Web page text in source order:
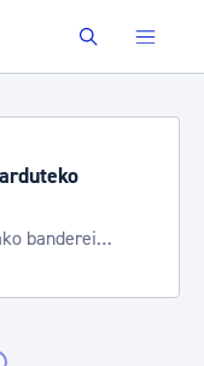
Buscar
banderei